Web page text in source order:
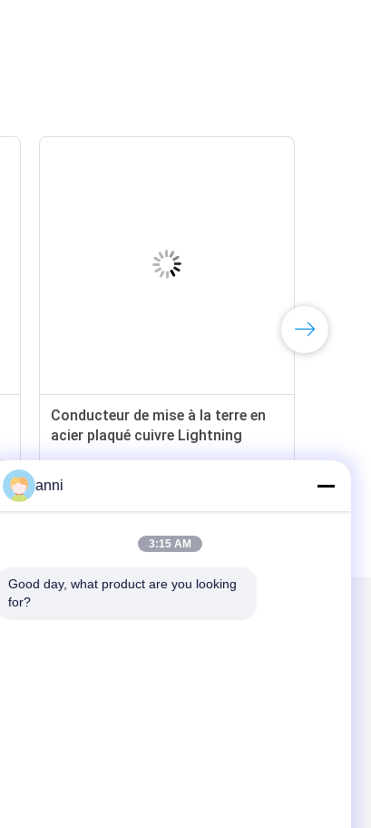
Conducteur de mise à la terre en
acier plaqué cuivre Lightning
anni
3:15 AM
Good day, what product are you looking
for?